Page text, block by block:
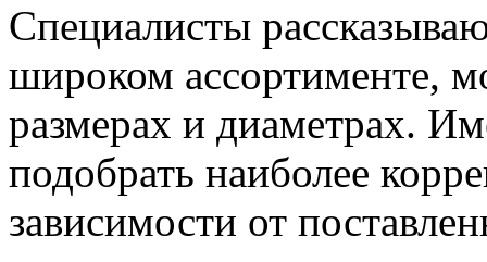
Специалисты
широком ассортименте,
размерах и диаметрах.
подобрать наиболее
зависимости от